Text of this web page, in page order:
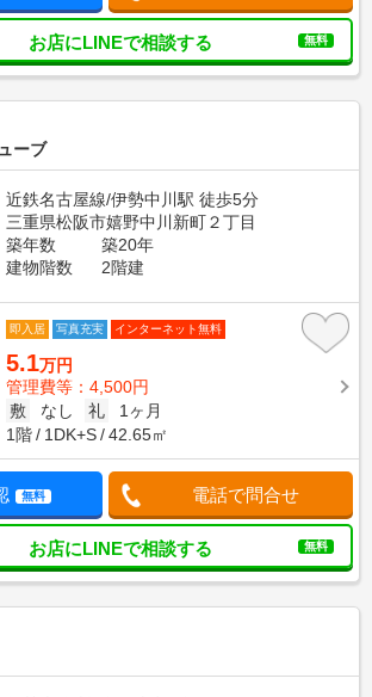
お店にLINEで相談する 無料
ーブ
近鉄名古屋線/伊勢中川駅 徒歩5分
三重県松阪市嬉野中川新町２丁目
築年数
築20年
建物階数
2階建
即入居 写真充実 インターネット無料
5.1万円
管理費等：4,500円
敷
なし 礼
1ヶ月
1階
1DK+S 42.65㎡
無料 電話で問合せ
お店にLINEで相談する 無料